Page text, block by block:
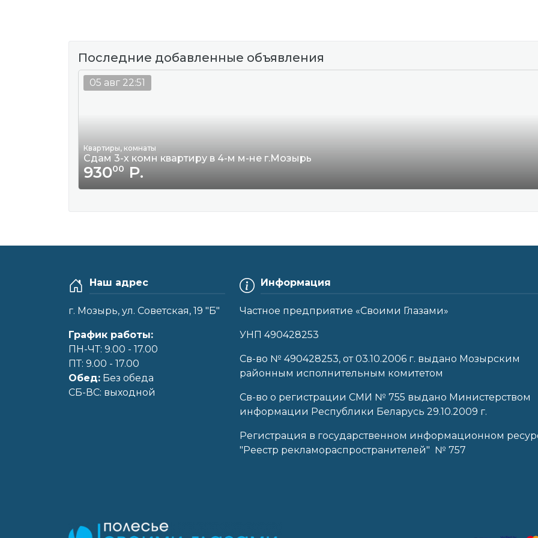
Последние добавленные объявления
Квартиры, комнаты
Сдам 3-х комн квартиру в 4-м м-не г.Мозырь
93000 Р.
05 авг 22:51
Наш адрес
г. Мозырь, ул. Советская, 19 "Б"
График работы:
ПН-ЧТ: 9.00 - 17.00
ПТ: 9.00 - 17.00
Обед: Без обеда
CБ-ВС: выходной
Информация
Частное предприятие «Своими Глазами»
УНП 490428253
Cв-во № 490428253, от 03.10.2006 г. выдано Мозырским
районным исполнительным комитетом
Св-во о регистрации СМИ № 755 выдано Министерством
информации Республики Беларусь 29.10.2009 г.
Регистрация в государственном информационном
"Реестр рекламораспространителей" № 757